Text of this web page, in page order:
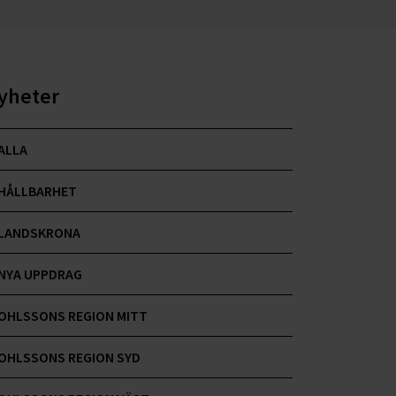
UPPDRAG
REGION MITT
REGION SYD